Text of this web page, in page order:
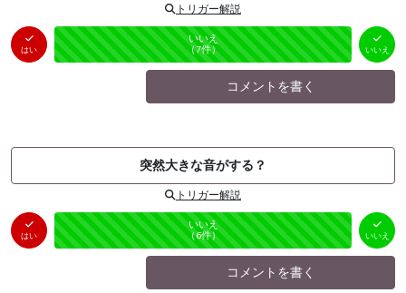
トリガー解説
はい
はい
（0件）
未投票
いいえ
（7件） いいえ
コメントを書く
突然大きな音がする？
トリガー解説
はい
はい
（0件）
未投票
いいえ
（6件） いいえ
コメントを書く